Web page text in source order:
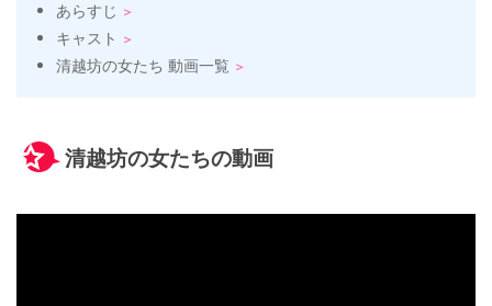
あらすじ
キャスト
清越坊の女たち 動画一覧
清越坊の女たちの動画